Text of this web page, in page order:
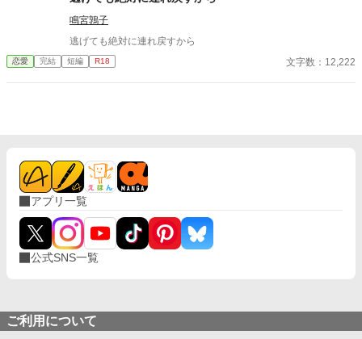
鳴宮鶉子
逃げても絶対に連れ戻すから
恋愛 完結 短編 R18 文字数：12,222
アプリ一覧
公式SNS一覧
ご利用について